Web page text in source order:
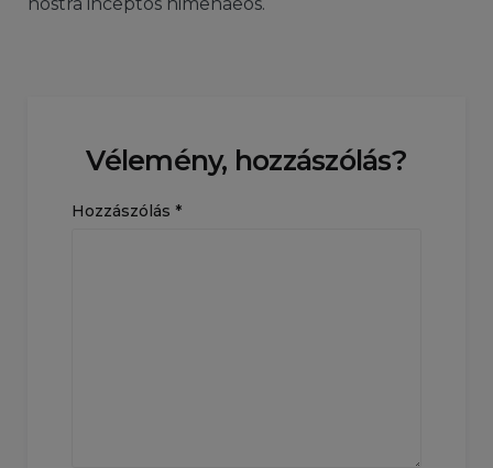
Vélemény, hozzászólás?
Hozzászólás *